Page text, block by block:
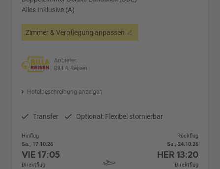
Alles Inklusive (A)
Zimmer & Verpflegung anpassen
Anbieter:
BILLA Reisen
Hotelbeschreibung anzeigen
Transfer Optional: Flexibel stornierbar
Hinflug
Sa., 17.10.26
VIE17:05
Direktflug
Rückflug
Sa., 24.10.26
HER 13:20
Direktflug